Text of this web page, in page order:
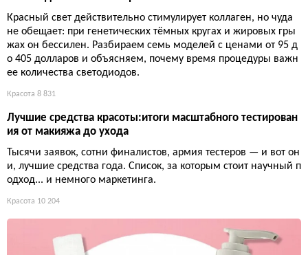
Красный свет действительно стимулирует коллаген, но чуда
не обещает: при генетических тёмных кругах и жировых гры
жах он бессилен. Разбираем семь моделей с ценами от 95 д
о 405 долларов и объясняем, почему время процедуры важн
ее количества светодиодов.
Красота 8 831
Лучшие средства красоты:итоги масштабного тестирован
ия от макияжа до ухода
Тысячи заявок, сотни финалистов, армия тестеров — и вот он
и, лучшие средства года. Список, за которым стоит научный п
одход... и немного маркетинга.
Красота 10 204